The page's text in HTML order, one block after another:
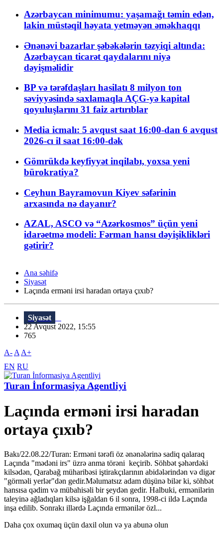
Azərbaycan minimumu: yaşamağı təmin edən,
lakin müstəqil həyata yetməyən əməkhaqqı
Ənənəvi bazarlar şəbəkələrin təzyiqi altında:
Azərbaycan ticarət qaydalarını niyə
dəyişməlidir
BP və tərəfdaşları hasilatı 8 milyon ton
səviyyəsində saxlamaqla AÇG-yə kapital
qoyuluşlarını 31 faiz artırıblar
Media icmalı: 5 avqust saat 16:00-dan 6 avqust
2026-cı il saat 16:00-dək
Gömrükdə keyfiyyət inqilabı, yoxsa yeni
bürokratiya?
Ceyhun Bayramovun Kiyev səfərinin
arxasında nə dayanır?
AZAL, ASCO və “Azərkosmos” üçün yeni
idarəetmə modeli: Fərman hansı dəyişiklikləri
gətirir?
Ana səhifə
Siyasət
Laçında erməni irsi haradan ortaya çıxıb?
Siyasət
22 Avqust 2022, 15:55
765
A- A A+
EN RU
Turan İnformasiya Agentliyi
Laçında erməni irsi haradan
ortaya çıxıb?
Bakı/22.08.22/Turan: Erməni tərəfi öz ənənələrinə sadiq qalaraq
Laçında "mədəni irs" üzrə anma törəni keçirib. Söhbət şəhərdəki
kilsədən, Qarabağ müharibəsi iştirakçılarının abidələrindən və digər
"görməli yerlər"dən gedir.Məlumatsız adam düşünə bilər ki, söhbət
hansısa qədim və mübahisəli bir şeydən gedir. Halbuki, ermənilərin
taleyinə ağladıqları kilsə işğaldan 6 il sonra, 1998-ci ildə Laçında
inşa edilib. Sonrakı illərdə Laçında ermənilər özl...
Daha çox oxumaq üçün daxil olun və ya abunə olun